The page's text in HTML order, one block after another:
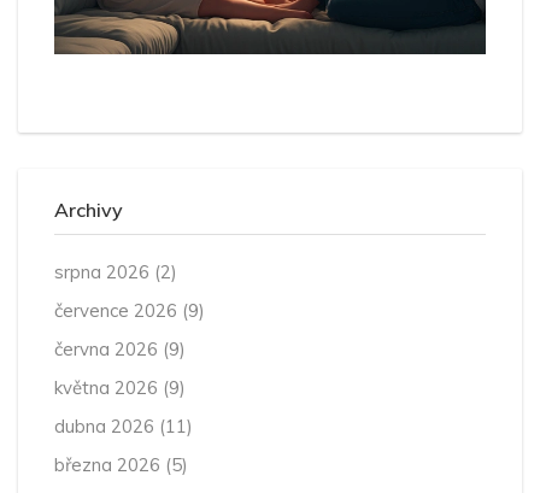
Archivy
srpna 2026 (2)
července 2026 (9)
června 2026 (9)
května 2026 (9)
dubna 2026 (11)
března 2026 (5)